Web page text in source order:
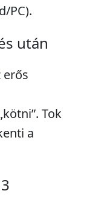
PC).
után
erős
Tok
a